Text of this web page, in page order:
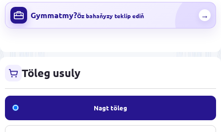
Gymmatmy?Öz bahaňyzy teklip ediň →
Töleg usuly
Nagt töleg